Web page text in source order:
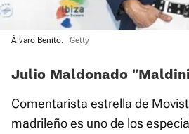
Álvaro Benito. Getty
Julio Maldonado
Comentarista estrella de
madrileño es uno de los